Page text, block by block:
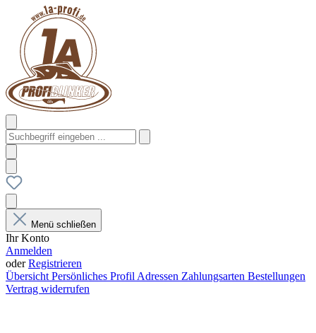
Menü schließen
Ihr Konto
Anmelden
oderRegistrieren
Übersicht Persönliches Profil Adressen Zahlungsarten Bestellungen
Vertrag widerrufen